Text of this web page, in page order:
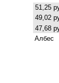
51,25
49,02
47,68
Албес